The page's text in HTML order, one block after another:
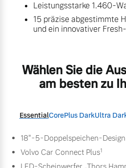
Leistungsstarke 1.460-
15 präzise abgestimmte
und ein innovativer
Wählen Sie die
am besten zu
EssentialCorePlus DarkUltra
18"-5-Doppelspeichen-
Volvo Car Connect Plus1